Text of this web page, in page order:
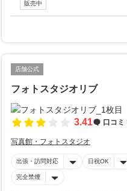
販売中
店舗公式
フォトスタジオリブ
3.41 口コミ
写真館・フォトスタジオ
出張・訪問対応 日祝OK
完全禁煙